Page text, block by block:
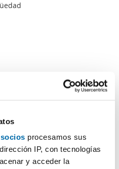
procesamos sus
IP, con tecnologías
y acceder la